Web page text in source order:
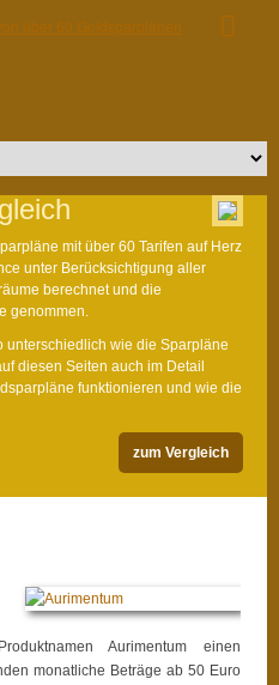
mit über 60 Tarifen auf Herz
unter Berücksichtigung aller
berechnet und die
genommen.
unterschiedlich wie die Sparpläne
diesen Seiten auch im Detail
funktionieren und wie die
zum Vergleich
Aurimentum einen
monatliche Beträge ab 50 Euro